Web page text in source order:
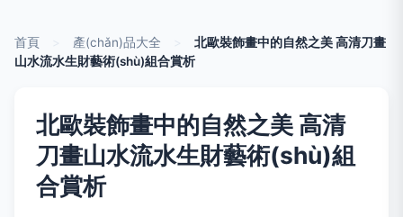
首頁 產(chǎn)品大全
北歐裝飾畫中的自然之美 高清刀畫
山水流水生財藝術(shù)組合賞析
北歐裝飾畫中的自然之美 高清
刀畫山水流水生財藝術(shù)組
合賞析